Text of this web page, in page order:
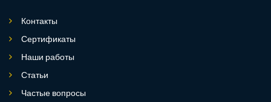
Контакты
Сертификаты
Наши работы
Статьи
Частые вопросы